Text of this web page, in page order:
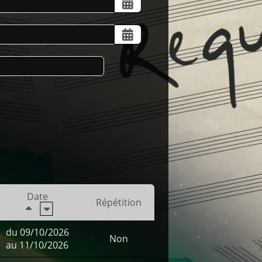
Date Répétition
du 09/10/2026
au 11/10/2026
Non